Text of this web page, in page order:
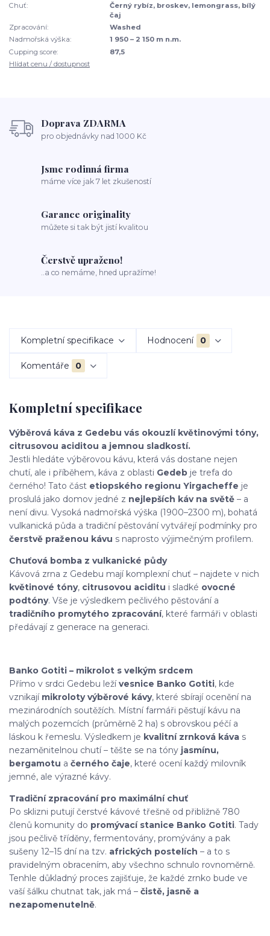
Chuť:
Černý rybíz, broskev, lemongrass, bílý
čaj
Zpracování:
Washed
Nadmořská výška:
1 950 – 2 150 m n.m.
Cupping score:
87,5
Hlídat cenu / dostupnost
Doprava ZDARMA
pro objednávky nad 1000 Kč
Jsme rodinná firma
máme více jak 7 let zkušeností
Garance originality
můžete si tak být jistí kvalitou
Čerstvě upraženo!
..a co nemáme, hned upražíme!
Kompletní specifikace Hodnocení 0
Komentáře 0
Kompletní specifikace
Výběrová káva z Gedebu vás okouzlí květinovými tóny,
citrusovou aciditou a jemnou sladkostí.
Jestli hledáte výběrovou kávu, která vás dostane nejen
chutí, ale i příběhem, káva z oblasti Gedeb je trefa do
černého! Tato část etiopského regionu Yirgacheffe je
proslulá jako domov jedné z nejlepších káv na světě – a
není divu. Vysoká nadmořská výška (1900–2300 m), bohatá
vulkanická půda a tradiční pěstování vytvářejí podmínky pro
čerstvě praženou kávu s naprosto výjimečným profilem.
Chuťová bomba z vulkanické půdy
Kávová zrna z Gedebu mají komplexní chuť – najdete v nich
květinové tóny, citrusovou aciditu i sladké ovocné
podtóny. Vše je výsledkem pečlivého pěstování a
tradičního promytého zpracování, které farmáři v oblasti
předávají z generace na generaci.
Banko Gotiti – mikrolot s velkým srdcem
Přímo v srdci Gedebu ležívesnice Banko Gotiti, kde
vznikají mikroloty výběrové kávy, které sbírají ocenění na
mezinárodních soutěžích. Místní farmáři pěstují kávu na
malých pozemcích (průměrně 2 ha) s obrovskou péčí a
láskou k řemeslu. Výsledkem je kvalitní zrnková káva s
nezaměnitelnou chutí – těšte se na tóny jasmínu,
bergamotu a černého čaje, které ocení každý milovník
jemné, ale výrazné kávy.
Tradiční zpracování pro maximální chuť
Po sklizni putují čerstvé kávové třešně od přibližně 780
členů komunity do promývací stanice Banko Gotiti. Tady
jsou pečlivě tříděny, fermentovány, promývány a pak
sušeny 12–15 dní na tzv. afrických postelích – a to s
pravidelným obracením, aby všechno schnulo rovnoměrně.
Tenhle důkladný proces zajišťuje, že každé zrnko bude ve
vaší šálku chutnat tak, jak má – čistě, jasně a
nezapomenutelně.